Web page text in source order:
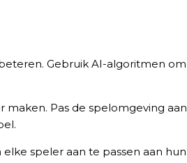
Gebruik AI-algoritmen
maken. Pas de spelomgeving aan
speler aan te passen aan hun